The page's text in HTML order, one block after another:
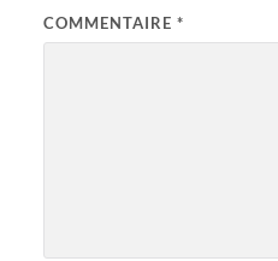
COMMENTAIRE *